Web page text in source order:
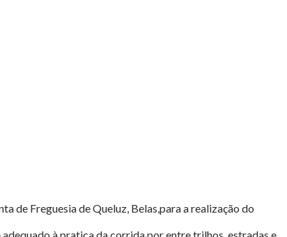
de Freguesia de Queluz, Belas,para a realização do